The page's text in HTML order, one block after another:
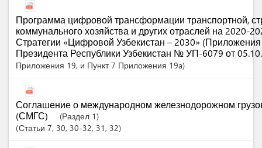
Программа цифровой трансформации транспортной,
коммунального хозяйства и других отраслей на 2020-
Стратегии «Цифровой Узбекистан – 2030» (Приложения
Президента Республики Узбекистан № УП-6079 от
Приложения 19, и Пункт 7 Приложения 19a)
Соглашение о международном железнодорожном
(СМГС)
(Раздел 1)
Статьи 7, 30, 30-32, 31 , 32